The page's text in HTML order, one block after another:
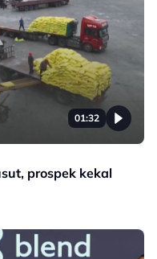
01:32
prospek kekal